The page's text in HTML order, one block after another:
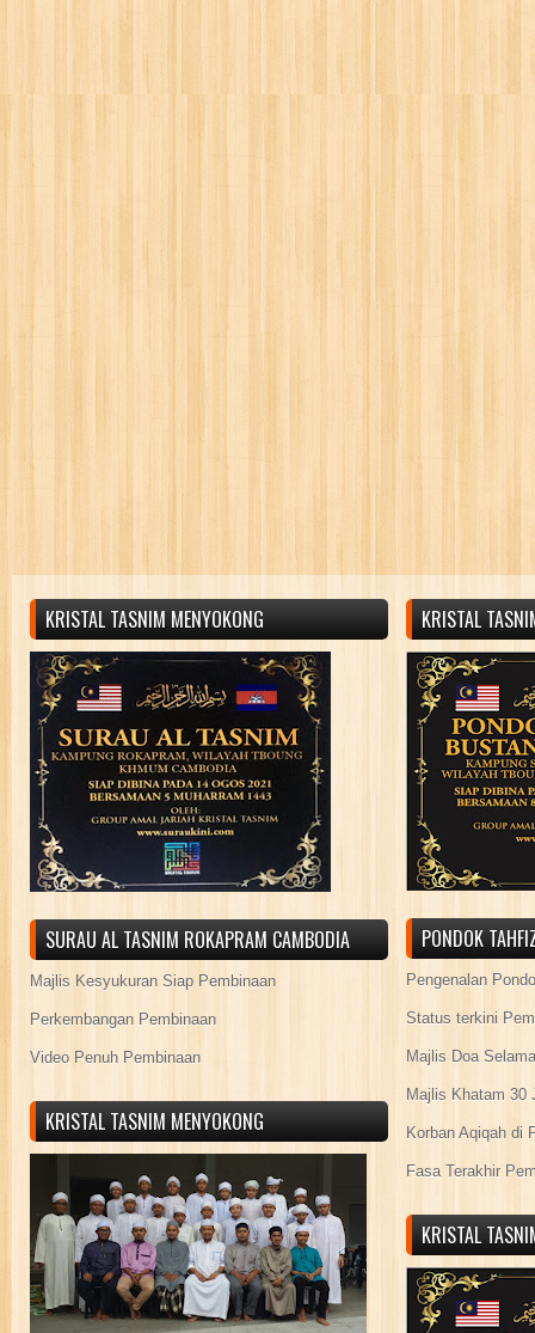
KRISTAL TASNIM MENYOKONG
SURAU AL TASNIM ROKAPRAM CAMBODIA
Majlis Kesyukuran Siap Pembinaan
Perkembangan Pembinaan
Video Penuh Pembinaan
KRISTAL TASNIM MENYOKONG
KRISTAL
PONDOK
Pengenalan
Status terkini
Majlis Doa
Majlis Khatam 30
Korban Aqiqah di
Fasa Terakhir
KRISTAL